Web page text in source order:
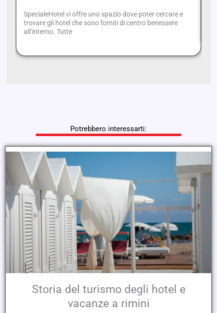
SpecialeHotel vi offre uno spazio dove poter cercare e
trovare gli hotel che sono forniti di centro benessere
all’interno. Tutte
Potrebbero interessarti:
Storia del turismo degli hotel e
vacanze a rimini